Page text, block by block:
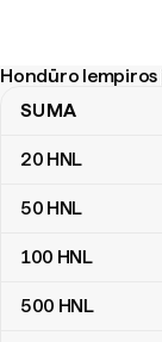
Hondūro lempiros
Hondūro lempiros
SUMA
20 HNL
50 HNL
100 HNL
500 HNL